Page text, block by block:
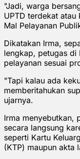
"Jadi, warga
UPTD terdekat
Mal Pelayanan
Dikatakan Irma,
lengkap, petugas di
pelayanan sesuai
"Tapi kalau ada
memberitahukan
ujarnya.
Irma menyebutkan,
secara langsung
seperti Kartu
(KTP) maupun akta